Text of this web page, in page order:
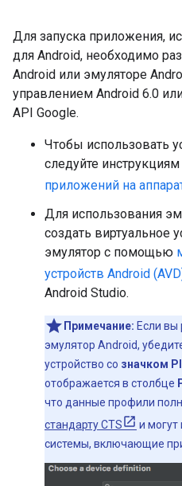
Для запуска приложения,
для Android, необходимо
Android или эмуляторе
управлением Android 6.0
API Google.
Чтобы использовать
следуйте
приложений на
Для использования
создать виртуальное
эмулятор с помощью
устройств Android
Android Studio.
Примечание: Если вы
эмулятор Android,
устройство со значком
отображается в столбце
что данные профили
стандарту CTS
и могут
системы, включающие